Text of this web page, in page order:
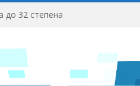
до 32 степена